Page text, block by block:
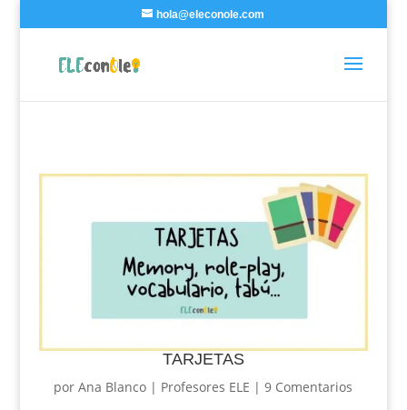
hola@eleconole.com
TARJETAS
porAna Blanco | Profesores ELE |9 Comentarios